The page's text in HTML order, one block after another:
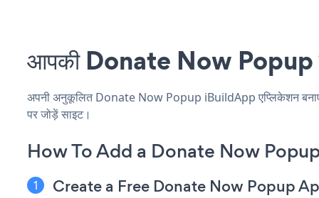
आपकी Donate Now Popup
अपनी अनुकूलित Donate Now Popup iBuildApp एप्लिकेशन
पर जोड़ें साइट।
How To Add a Donate Now
Create a Free Donate Now Popup